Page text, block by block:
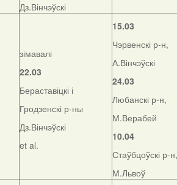
Дз.Вінчэўскі
зімавалі
22.03
Бераставіцкі і
Гродзенскі р-ны
Дз.Вінчэўскі
et al.
15.03
Чэрвенскі р-н,
А.Вінчэўскі
24.03
Любанскі р-н,
М.Верабей
10.04
Стаўбцоўскі р-н,
М.Львоў